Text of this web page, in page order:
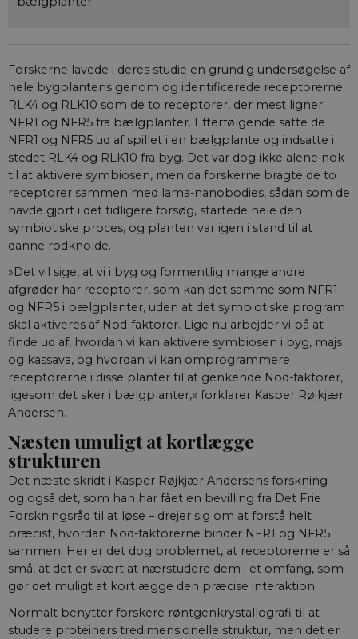
Forskerne lavede i deres studie en grundig undersøgelse af
hele bygplantens genom og identificerede receptorerne
RLK4 og RLK10 som de to receptorer, der mest ligner
NFR1 og NFR5 fra bælgplanter. Efterfølgende satte de
NFR1 og NFR5 ud af spillet i en bælgplante og indsatte i
stedet RLK4 og RLK10 fra byg. Det var dog ikke alene nok
til at aktivere symbiosen, men da forskerne bragte de to
receptorer sammen med lama-nanobodies, sådan som de
havde gjort i det tidligere forsøg, startede hele den
symbiotiske proces, og planten var igen i stand til at
danne rodknolde.
»Det vil sige, at vi i byg og formentlig mange andre
afgrøder har receptorer, som kan det samme som NFR1
og NFR5 i bælgplanter, uden at det symbiotiske program
skal aktiveres af Nod-faktorer. Lige nu arbejder vi på at
finde ud af, hvordan vi kan aktivere symbiosen i byg, majs
og kassava, og hvordan vi kan omprogrammere
receptorerne i disse planter til at genkende Nod-faktorer,
ligesom det sker i bælgplanter,« forklarer Kasper Røjkjær
Andersen.
Næsten umuligt at kortlægge
strukturen
Det næste skridt i Kasper Røjkjær Andersens forskning –
og også det, som han har fået en bevilling fra Det Frie
Forskningsråd til at løse – drejer sig om at forstå helt
præcist, hvordan Nod-faktorerne binder NFR1 og NFR5
sammen. Her er det dog problemet, at receptorerne er så
små, at det er svært at nærstudere dem i et omfang, som
gør det muligt at kortlægge den præcise interaktion.
Normalt benytter forskere røntgenkrystallografi til at
studere proteiners tredimensionelle struktur, men det er
__Secure-YNID
.youtube.com
5
4 uger
Dette er en
cookie, der
YouTube. Den
beskytter
loginprocesser
sikrer sikker
brugeradgang.